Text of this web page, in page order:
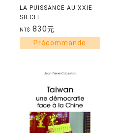
LA PUISSANCE AU XXIE
SIECLE
NT$ 830元